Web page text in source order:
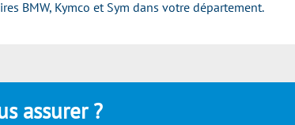
BMW, Kymco et Sym dans votre département.
assurer ?